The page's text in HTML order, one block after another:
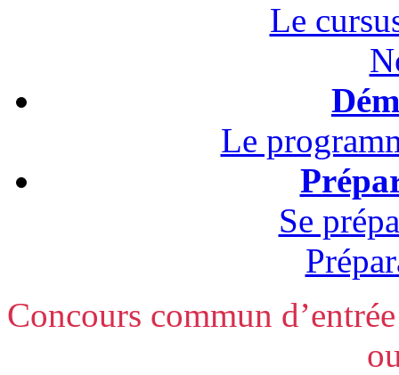
Le
Le
Se
Concours commun